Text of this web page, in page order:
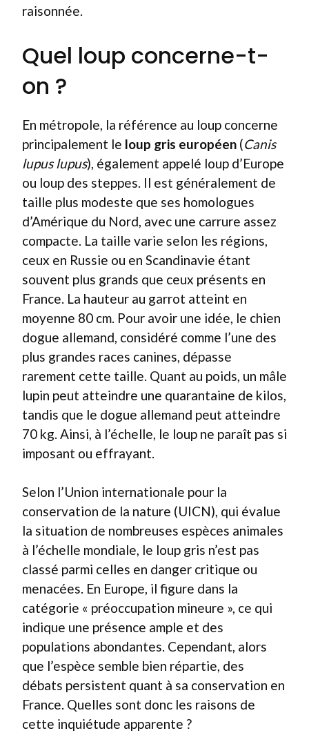
raisonnée.
Quel loup concerne-t-
on ?
En métropole, la référence au loup concerne
principalement le loup gris européen (Canis
lupus lupus), également appelé loup d’Europe
ou loup des steppes. Il est généralement de
taille plus modeste que ses homologues
d’Amérique du Nord, avec une carrure assez
compacte. La taille varie selon les régions,
ceux en Russie ou en Scandinavie étant
souvent plus grands que ceux présents en
France. La hauteur au garrot atteint en
moyenne 80 cm. Pour avoir une idée, le chien
dogue allemand, considéré comme l’une des
plus grandes races canines, dépasse
rarement cette taille. Quant au poids, un mâle
lupin peut atteindre une quarantaine de kilos,
tandis que le dogue allemand peut atteindre
70 kg. Ainsi, à l’échelle, le loup ne paraît pas si
imposant ou effrayant.
Selon l’Union internationale pour la
conservation de la nature (UICN), qui évalue
la situation de nombreuses espèces animales
à l’échelle mondiale, le loup gris n’est pas
classé parmi celles en danger critique ou
menacées. En Europe, il figure dans la
catégorie « préoccupation mineure », ce qui
indique une présence ample et des
populations abondantes. Cependant, alors
que l’espèce semble bien répartie, des
débats persistent quant à sa conservation en
France. Quelles sont donc les raisons de
cette inquiétude apparente ?